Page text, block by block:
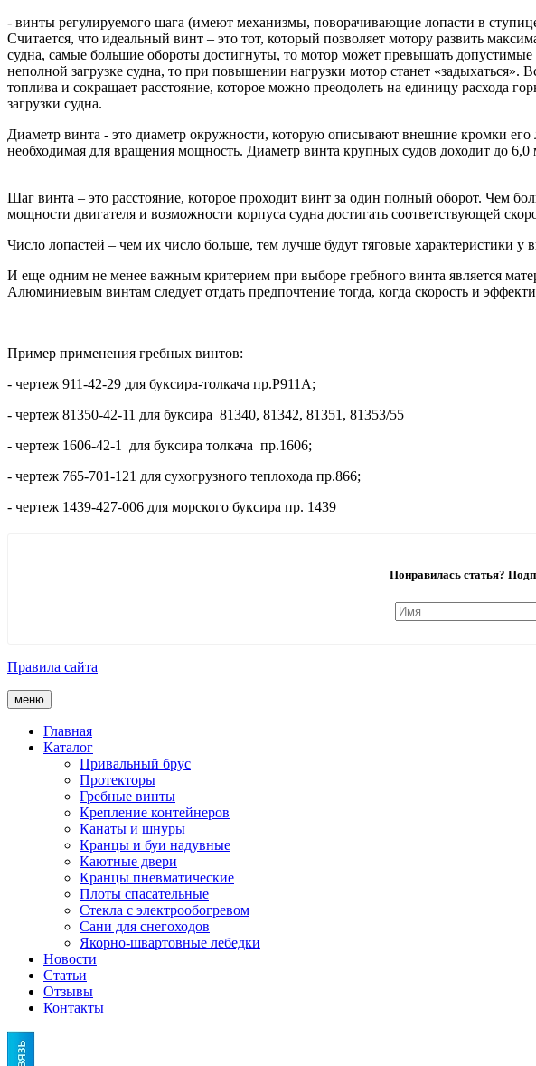
- винты регулируемого шага (имеют механизмы, поворачивающие лопасти в
Считается, что идеальный винт – это тот, который позволяет мотору развить
судна, самые большие обороты достигнуты, то мотор может превышать
неполной загрузке судна, то при повышении нагрузки мотор станет «задыхаться».
топлива и сокращает расстояние, которое можно преодолеть на единицу расхода
загрузки судна.
Диаметр винта - это диаметр окружности, которую описывают внешние кромки
необходимая для вращения мощность. Диаметр винта крупных судов доходит до 6,0
Шаг винта – это расстояние, которое проходит винт за один полный оборот. Чем
мощности двигателя и возможности корпуса судна достигать соответствующей
Число лопастей – чем их число больше, тем лучше будут тяговые характеристики у
И еще одним не менее важным критерием при выборе гребного винта является
Алюминиевым винтам следует отдать предпочтение тогда, когда скорость и
Пример применения гребных винтов:
- чертеж 911-42-29 для буксира-толкача пр.Р911А;
- чертеж 81350-42-11 для буксира 81340, 81342, 81351, 81353/55
- чертеж 1606-42-1 для буксира толкача пр.1606;
- чертеж 765-701-121 для сухогрузного теплохода пр.866;
- чертеж 1439-427-006 для морского буксира пр. 1439
Понравилась статья?
Правила сайта
меню
Главная
Каталог
Привальный брус
Протекторы
Гребные винты
Крепление контейнеров
Канаты и шнуры
Кранцы и буи надувные
Каютные двери
Кранцы пневматические
Плоты спасательные
Стекла с электрообогревом
Сани для снегоходов
Якорно-швартовные лебедки
Новости
Статьи
Отзывы
Контакты